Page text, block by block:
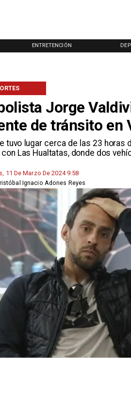
ENTRETENCIÓN
Jorge
de tránsito en
tuvo lugar cerca de las 23
con Las Hualtatas, donde dos
11 De Marzo De 2024 9:58
Ignacio Adones Reyes